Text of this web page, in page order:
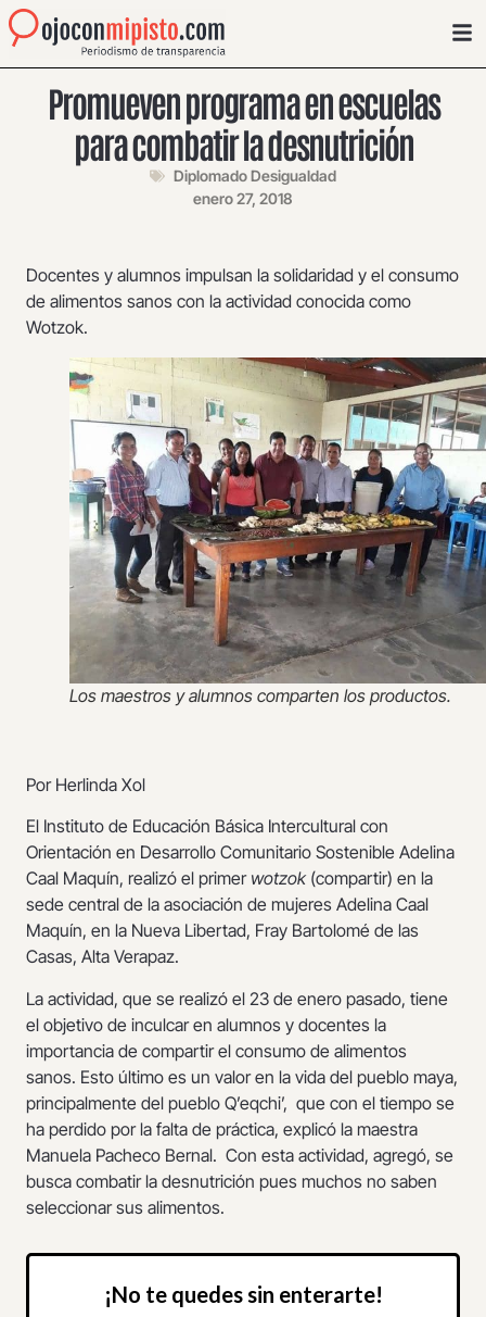
Promueven programa en escuelas
para combatir la desnutrición
Diplomado Desigualdad
enero 27, 2018
Docentes y alumnos impulsan la solidaridad y el consumo
de alimentos sanos con la actividad conocida como
Wotzok.
Los maestros y alumnos comparten los productos.
Por Herlinda Xol
El Instituto de Educación Básica Intercultural con
Orientación en Desarrollo Comunitario Sostenible Adelina
Caal Maquín, realizó el primer wotzok(compartir) en la
sede central de la asociación de mujeres Adelina Caal
Maquín, en la Nueva Libertad, Fray Bartolomé de las
Casas, Alta Verapaz.
La actividad, que se realizó el 23 de enero pasado, tiene
el objetivo de inculcar en alumnos y docentes la
importancia de compartir el consumo de alimentos
sanos. Esto último es un valor en la vida del pueblo maya,
principalmente del pueblo Q’eqchi’, que con el tiempo se
ha perdido por la falta de práctica, explicó la maestra
Manuela Pacheco Bernal. Con esta actividad, agregó, se
busca combatir la desnutrición pues muchos no saben
seleccionar sus alimentos.
¡No te quedes sin enterarte!